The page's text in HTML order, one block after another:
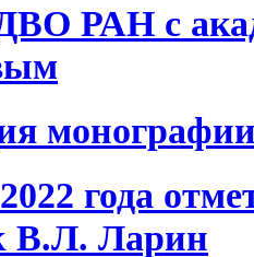
РАН с
года
В.Л. Ларин